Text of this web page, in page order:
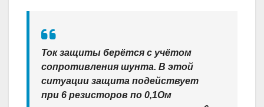
Ток защиты берётся с учётом
сопротивления шунта. В этой
ситуации защита подействует
при 6 резисторов по 0,1Ом